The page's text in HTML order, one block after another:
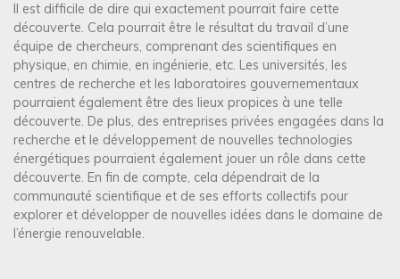
Il est difficile de dire qui exactement pourrait faire cette
découverte. Cela pourrait être le résultat du travail d’une
équipe de chercheurs, comprenant des scientifiques en
physique, en chimie, en ingénierie, etc. Les universités, les
centres de recherche et les laboratoires gouvernementaux
pourraient également être des lieux propices à une telle
découverte. De plus, des entreprises privées engagées dans la
recherche et le développement de nouvelles technologies
énergétiques pourraient également jouer un rôle dans cette
découverte. En fin de compte, cela dépendrait de la
communauté scientifique et de ses efforts collectifs pour
explorer et développer de nouvelles idées dans le domaine de
l’énergie renouvelable.